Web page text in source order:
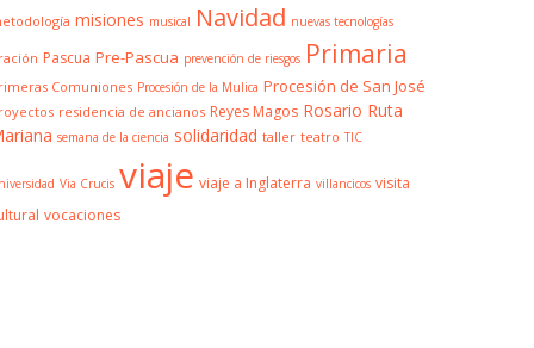
misiones musical Navidad nuevas tecnologías
Pascua Pre-Pascua prevención de riesgos Primaria
Comuniones Procesión de la Mulica Procesión de San José
residencia de ancianos Reyes Magos Rosario Ruta
semana de la ciencia solidaridad taller teatro TIC
Via Crucis viaje viaje a Inglaterra villancicos visita
vocaciones